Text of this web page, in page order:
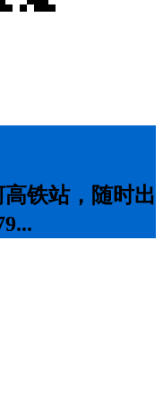
铁站，随时出